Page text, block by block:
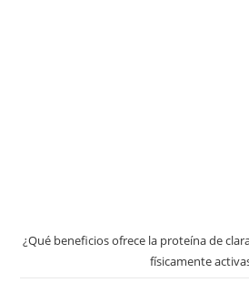
¿Qué beneficios ofrece la proteína de
físicamente